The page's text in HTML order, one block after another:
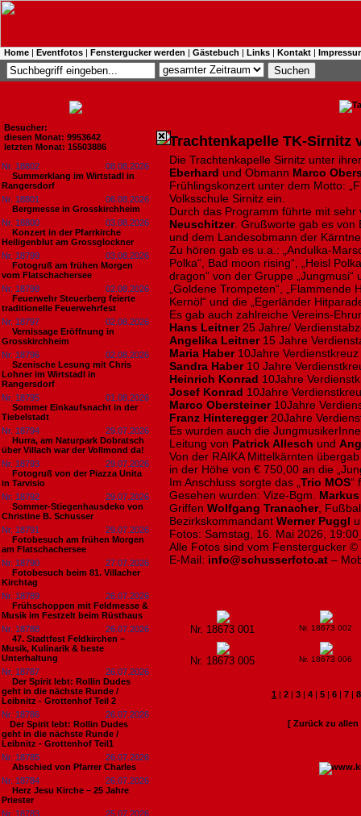
Home | Eventfotos | Fenstergucker werden | Gästebuch | Links | Kontakt |
Besucher:
diesen Monat: 9953642
letzten Monat: 15503886
Nr. 18802
08.08.2026
Summerklang im Wirtstadl in
Rangersdorf
Nr. 18801
06.08.2026
Bergmesse in Grosskirchheim
Nr. 18800
03.08.2026
Konzert in der Pfarrkirche
Heiligenblut am Grossglockner
Nr. 18799
03.08.2026
Fotogruß am frühen Morgen
vom Flatschachersee
Nr. 18798
02.08.2026
Feuerwehr Steuerberg feierte
traditionelle Feuerwehrfest
Nr. 18797
02.08.2026
Vernissage Eröffnung in
Grosskirchheim
Nr. 18796
02.08.2026
Szenische Lesung mit Chris
Lohner im Wirtstadl in
Rangersdorf
Nr. 18795
01.08.2026
Sommer Einkaufsnacht in der
Tiebelstadt
Nr. 18794
29.07.2026
Hurra, am Naturpark Dobratsch
über Villach war der Vollmond da!
Nr. 18793
29.07.2026
Fotogruß von der Piazza Unita
in Tarvisio
Nr. 18792
29.07.2026
Sommer-Stiegenhausdeko von
Christine B. Schusser
Nr. 18791
29.07.2026
Fotobesuch am frühen Morgen
am Flatschachersee
Nr. 18790
27.07.2026
Fotobesuch beim 81. Villacher
Kirchtag
Nr. 18789
26.07.2026
Frühschoppen mit Feldmesse &
Musik im Festzelt beim Rüsthaus
Nr. 18788
26.07.2026
47. Stadtfest Feldkirchen –
Musik, Kulinarik & beste
Unterhaltung
Nr. 18787
26.07.2026
Der Spirit lebt: Rollin Dudes
geht in die nächste Runde /
Leibnitz - Grottenhof Teil 2
Nr. 18786
26.07.2026
​Der Spirit lebt: Rollin Dudes
geht in die nächste Runde /
Leibnitz - Grottenhof Teil1
Nr. 18785
26.07.2026
Abschied von Pfarrer Charles
Nr. 18784
26.07.2026
Herz Jesu Kirche – 25 Jahre
Priester
Nr. 18783
25.07.2026
Trachtenkapelle TK-Sirnitz
Die Trachtenkapelle Sirnitz unter
Eberhard und Obmann Marco
Frühlingskonzert unter dem Motto:
Volksschule Sirnitz ein.
Durch das Programm führte mit
Neuschitzer. Grußworte gab es von
und dem Landesobmann der
Zu hören gab es u.a.: „Andulka-
Polka“, Bad moon rising“, „Heisl
dragon“ von der Gruppe
„Goldene Trompeten“, „Flammende
Kernöl“ und die „Egerländer
Es gab auch zahlreiche Vereins-
Hans Leitner 25 Jahre/
Angelika Leitner 15 Jahre
Maria Haber10Jahre Verdienstkreuz
Sandra Haber10 Jahre
Heinrich Konrad 10Jahre
Josef Konrad 10Jahre
Marco Obersteiner10Jahre
Franz Hinteregger20Jahre
Es wurden auch die
Leitung von Patrick Allesch und
Von der RAIKA Mittelkärnten
in der Höhe von € 750,00 an die
Im Anschluss sorgte das „ Trio MOS“
Gesehen wurden: Vize-Bgm.
Griffen Wolfgang Tranacher,
Bezirkskommandant Werner Puggl
Fotos: Samstag, 16. Mai 2026,
Alle Fotos sind vom Fenstergucker ©
E-Mail: info@schusserfoto.at –
Nr. 18673 001 Nr. 18673 002
Nr. 18673 005 Nr. 18673 006
1 | 2 | 3 | 4 | 5 | 6 | 7 | 8
[ Zurück zu